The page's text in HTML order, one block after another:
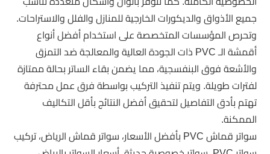
جميع الأذواق والديكورات الخارجية للمنازل والفلل والاستراحات.
وتحرص المؤسسات المتخصصة على استخدام أفضل أنواع
أقمشة الـ PVC ذات الجودة العالية والمعالجة ضد التمزق
والأشعة فوق البنفسجية، مما يضمن بقاء الساتر بحالة ممتازة
لفترات طويلة. ويتم تنفيذ التركيب بواسطة فرق عمل محترفة
تهتم بأدق التفاصيل لتحقيق أفضل النتائج بأقل التكاليف
الممكنة.
سواتر قماش PVC بأفضل الأسعار، سواتر قماش الرياض، تركيب